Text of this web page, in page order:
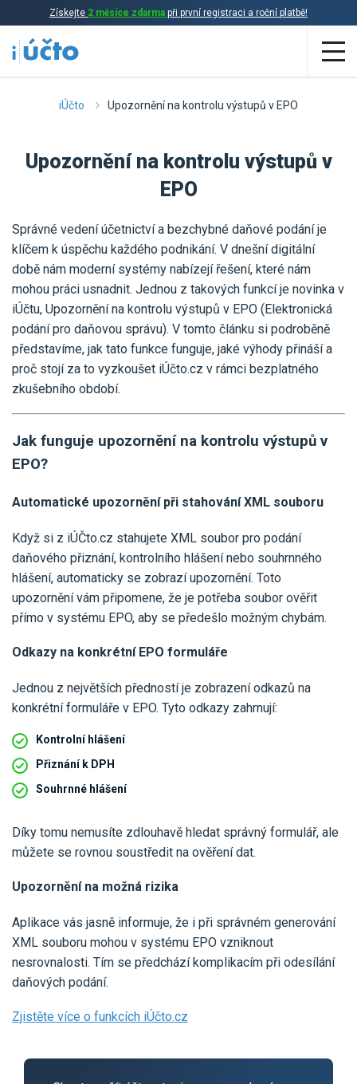
Získejte 2 měsíce zdarma při první registraci a roční platbě!
Aplikace
Přehled funkcí
Online účetnictví
Online daňová evidence
Online fakturace
Propojení s bankou
Ceník a sklady
Všechny funkce
Ceník
Účetní služby
Pro uživatele iÚčto
Poptávka účetních služeb
Pro koho je určené
Pro firmy
Pro živnostníky
VYZKOUŠET ZDARMA PŘIHLÁSIT SE
iÚčto Upozornění na kontrolu výstupů v EPO
Upozornění na kontrolu výstupů v
EPO
Správné vedení účetnictví a bezchybné daňové podání je
klíčem k úspěchu každého podnikání. V dnešní digitální
době nám moderní systémy nabízejí řešení, které nám
mohou práci usnadnit. Jednou z takových funkcí je novinka v
iÚčtu, Upozornění na kontrolu výstupů v EPO (Elektronická
podání pro daňovou správu). V tomto článku si podroběně
představíme, jak tato funkce funguje, jaké výhody přináší a
proč stojí za to vyzkoušet iÚčto.cz v rámci bezplatného
zkušebního období.
Jak funguje upozornění na kontrolu výstupů v
EPO?
Automatické upozornění při stahování XML souboru
Když si z iÚČto.cz stahujete XML soubor pro podání
daňového přiznání, kontrolního hlášení nebo souhrnného
hlášení, automaticky se zobrazí upozornění. Toto
upozornění vám připomene, že je potřeba soubor ověřit
přímo v systému EPO, aby se předešlo možným chybám.
Odkazy na konkrétní EPO formuláře
Jednou z největších předností je zobrazení odkazů na
konkrétní formuláře v EPO. Tyto odkazy zahrnují:
Kontrolní hlášení
Přiznání k DPH
Souhrnné hlášení
Díky tomu nemusíte zdlouhavě hledat správný formulář, ale
můžete se rovnou soustředit na ověření dat.
Upozornění na možná rizika
Aplikace vás jasně informuje, že i při správném generování
XML souboru mohou v systému EPO vzniknout
nesrovnalosti. Tím se předchází komplikacím při odesílání
daňových podání.
Zjistěte více o funkcích iÚčto.cz